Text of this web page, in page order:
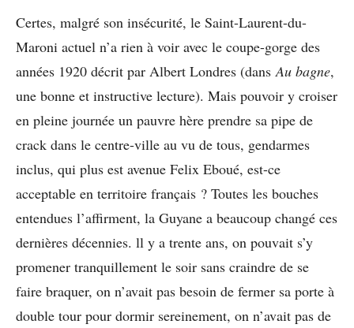
Certes, malgré son insécurité, le Saint-Laurent-du-
Maroni actuel n’a rien à voir avec le coupe-gorge des
années 1920 décrit par Albert Londres (dansAu bagne,
une bonne et instructive lecture). Mais pouvoir y croiser
en pleine journée un pauvre hère prendre sa pipe de
crack dans le centre-ville au vu de tous, gendarmes
inclus, qui plus est avenue Felix Eboué, est-ce
acceptable en territoire français ? Toutes les bouches
entendues l’affirment, la Guyane a beaucoup changé ces
dernières décennies. ll y a trente ans, on pouvait s’y
promener tranquillement le soir sans craindre de se
faire braquer, on n’avait pas besoin de fermer sa porte à
double tour pour dormir sereinement, on n’avait pas de